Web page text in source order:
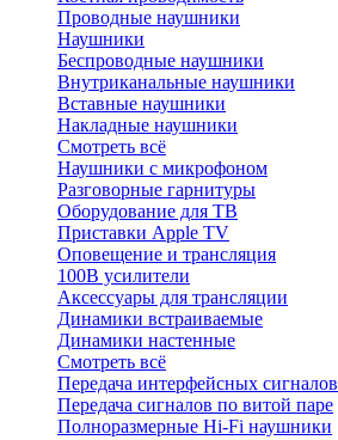
Проводные наушники
Наушники
Беспроводные наушники
Внутриканальные наушники
Вставные наушники
Накладные наушники
Смотреть всё
Наушники с микрофоном
Разговорные гарнитуры
Оборудование для ТВ
Приставки Apple TV
Оповещение и трансляция
100В усилители
Аксессуары для трансляции
Динамики встраиваемые
Динамики настенные
Смотреть всё
Передача интерфейсных сигналов
Передача сигналов по витой паре
Полноразмерные Hi-Fi наушники